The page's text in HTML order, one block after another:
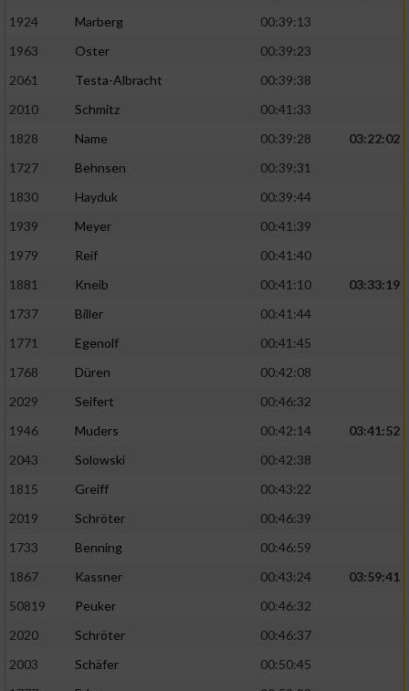
1924
Marberg
00:39:13
1963
Oster
00:39:23
2061
Testa-Albracht
00:39:38
2010
Schmitz
00:41:33
1828
Name 00:39:28
03:22:02
1727
Behnsen
00:39:31
1830
Hayduk
00:39:44
1939
Meyer
00:41:39
1979
Reif
00:41:40
1881
Kneib 00:41:10
03:33:19
1737
Biller
00:41:44
1771
Egenolf
00:41:45
1768
Düren
00:42:08
2029
Seifert
00:46:32
1946
Muders 00:42:14
03:41:52
2043
Solowski
00:42:38
1815
Greiff
00:43:22
2019
Schröter
00:46:39
1733
Benning
00:46:59
1867
Kassner 00:43:24
03:59:41
50819
Peuker
00:46:32
2020
Schröter
00:46:37
2003
Schäfer
00:50:45